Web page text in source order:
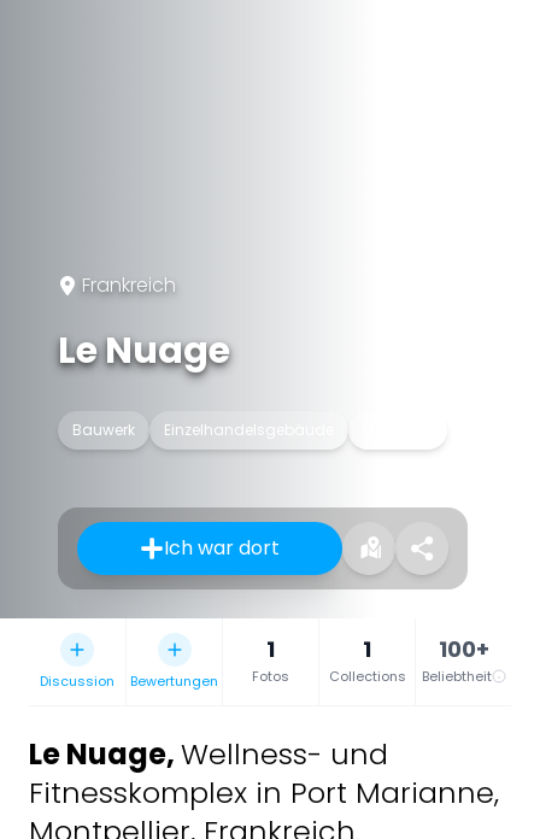
Frankreich
Le Nuage
Bauwerk Einzelhandelsgebäude
Ich war dort
Discussion Bewertungen
1
Fotos
1
Collections
100+
Beliebtheit
Le Nuage,Wellness- und
Fitnesskomplex in Port Marianne,